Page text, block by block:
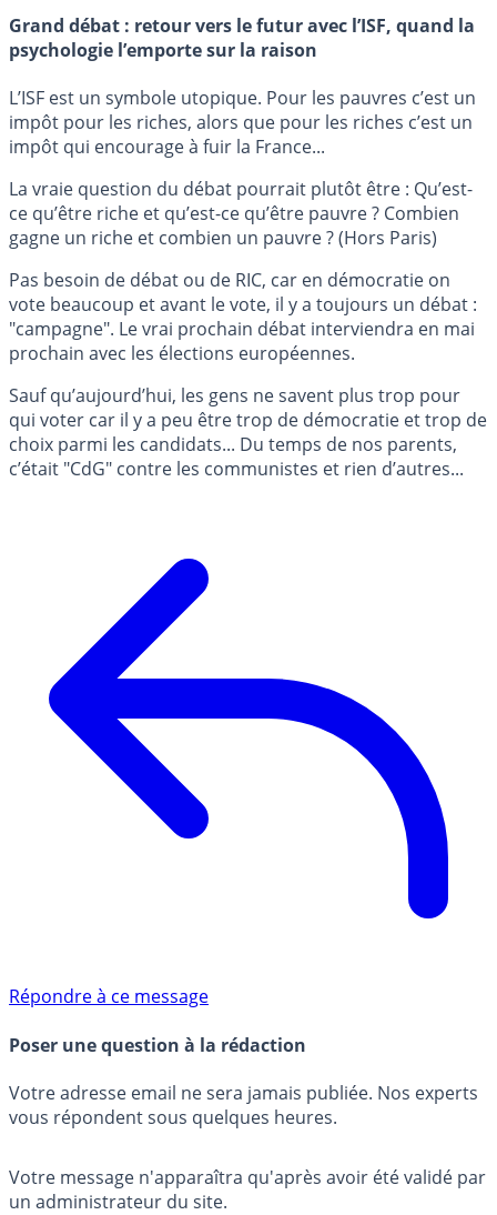
Grand débat : retour vers le futur avec l’ISF, quand la
psychologie l’emporte sur la raison
L’ISF est un symbole utopique. Pour les pauvres c’est un
impôt pour les riches, alors que pour les riches c’est un
impôt qui encourage à fuir la France...
La vraie question du débat pourrait plutôt être : Qu’est-
ce qu’être riche et qu’est-ce qu’être pauvre ? Combien
gagne un riche et combien un pauvre ? (Hors Paris)
Pas besoin de débat ou de RIC, car en démocratie on
vote beaucoup et avant le vote, il y a toujours un débat :
"campagne". Le vrai prochain débat interviendra en mai
prochain avec les élections européennes.
Sauf qu’aujourd’hui, les gens ne savent plus trop pour
qui voter car il y a peu être trop de démocratie et trop de
choix parmi les candidats... Du temps de nos parents,
c’était "CdG" contre les communistes et rien d’autres...
Répondre à ce message
Poser une question à la rédaction
Votre adresse email ne sera jamais publiée. Nos experts
vous répondent sous quelques heures.
Votre message n'apparaîtra qu'après avoir été validé par
un administrateur du site.